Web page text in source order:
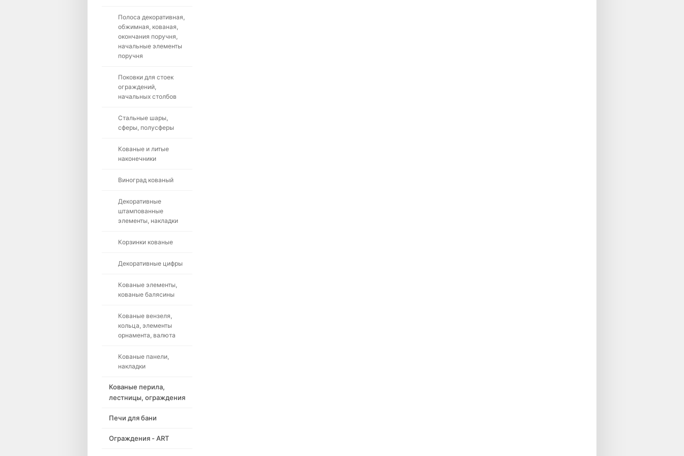
Полоса декоративная,
обжимная, кованая,
окончания поручня,
начальные элементы
поручня
Поковки для стоек
ограждений,
начальных столбов
Стальные шары,
сферы, полусферы
Кованые и литые
наконечники
Виноград кованый
Декоративные
штампованные
элементы, накладки
Корзинки кованые
Декоративные цифры
Кованые элементы,
кованые балясины
Кованые вензеля,
кольца, элементы
орнамента, валюта
Кованые панели,
накладки
Кованые перила,
лестницы, ограждения
Печи для бани
Ограждения - ART